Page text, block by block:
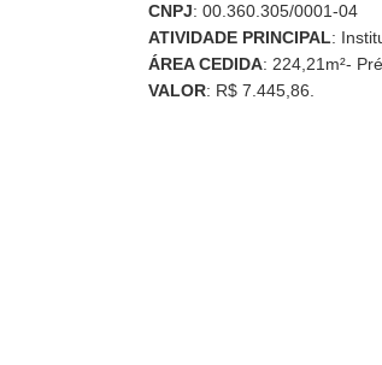
CNPJ: 00.360.305/0001-04
ATIVIDADE PRINCIPAL:
ÁREA CEDIDA: 224,21m²-
VALOR: R$ 7.445,86.